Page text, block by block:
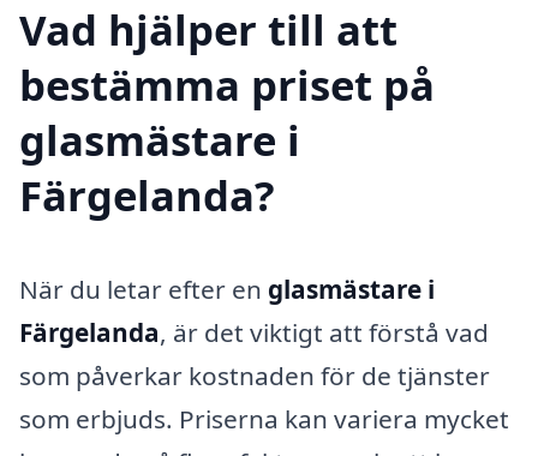
Vad hjälper till att
bestämma priset på
glasmästare i
Färgelanda?
När du letar efter en glasmästare i
Färgelanda, är det viktigt att förstå vad
som påverkar kostnaden för de tjänster
som erbjuds. Priserna kan variera mycket